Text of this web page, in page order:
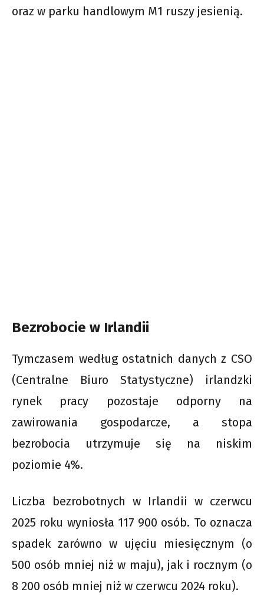
oraz w parku handlowym M1 ruszy jesienią.
Bezrobocie w Irlandii
Tymczasem według ostatnich danych z CSO
(Centralne Biuro Statystyczne) irlandzki
rynek pracy pozostaje odporny na
zawirowania gospodarcze, a stopa
bezrobocia utrzymuje się na niskim
poziomie 4%.
Liczba bezrobotnych w Irlandii w czerwcu
2025 roku wyniosła 117 900 osób. To oznacza
spadek zarówno w ujęciu miesięcznym (o
500 osób mniej niż w maju), jak i rocznym (o
8 200 osób mniej niż w czerwcu 2024 roku).